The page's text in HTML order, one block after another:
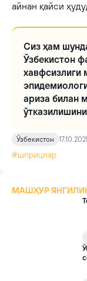
айнан қайси
Сиз ҳам
Ўзбекистон
хавфсизлиги
ариза билан
Ўзбекистон
#шприцлар
МАШҲУР